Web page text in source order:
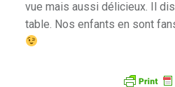
vue mais aussi délicieux. Il
table. Nos enfants en sont